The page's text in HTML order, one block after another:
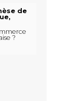
de
?